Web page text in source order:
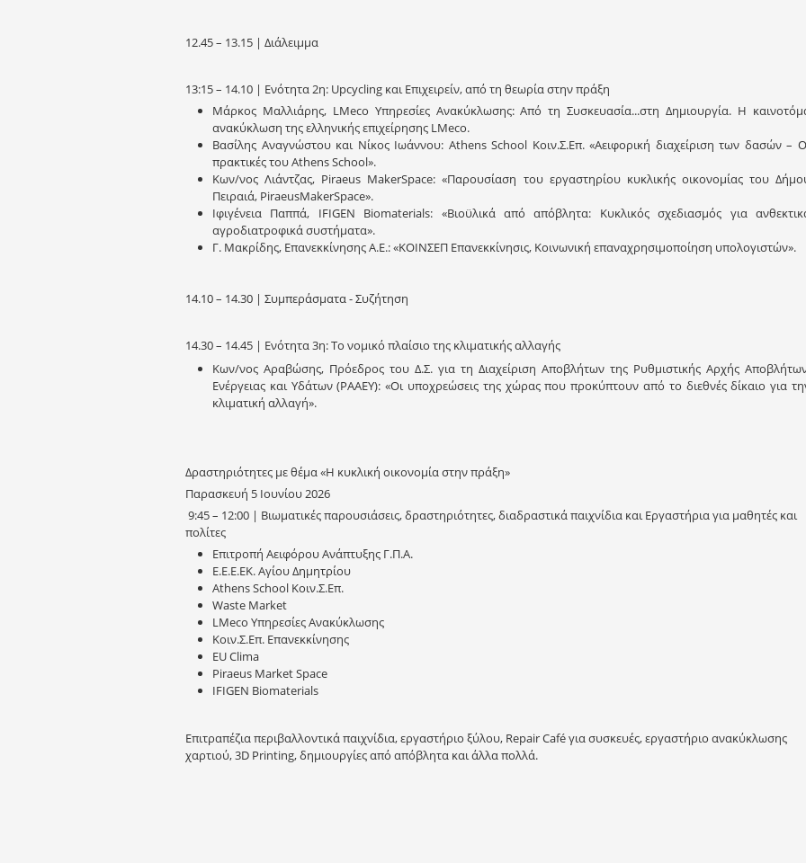
12.45 – 13.15 | Διάλειμμα
13:15 – 14.10 | Ενότητα 2η: Upcycling και Επιχειρείν, από τη θεωρία στην πράξη
Μάρκος Μαλλιάρης, LMeco Υπηρεσίες Ανακύκλωσης: Από τη Συσκευασία...στη Δημιουργία. Η
ανακύκλωση της ελληνικής επιχείρησης LMeco.
Βασίλης Αναγνώστου και Νίκος Ιωάννου: Athens School Κοιν.Σ.Επ. «Αειφορική διαχείριση των δασών –
πρακτικές του Athens School».
Κων/νος Λιάντζας, Piraeus MakerSpace: «Παρουσίαση του εργαστηρίου κυκλικής οικονομίας του
Πειραιά, PiraeusMakerSpace».
Ιφιγένεια Παππά, IFIGEN Biomaterials: «Βιοϋλικά από απόβλητα: Κυκλικός σχεδιασμός για
αγροδιατροφικά συστήματα».
Γ. Μακρίδης, Επανεκκίνησης Α.Ε.: «ΚΟΙΝΣΕΠ Επανεκκίνησις, Κοινωνική επαναχρησιμοποίηση υπολογιστών».
14.10 – 14.30 | Συμπεράσματα - Συζήτηση
14.30 – 14.45 | Ενότητα 3η: Το νομικό πλαίσιο της κλιματικής αλλαγής
Κων/νος Αραβώσης, Πρόεδρος του Δ.Σ. για τη Διαχείριση Αποβλήτων της Ρυθμιστικής Αρχής
Ενέργειας και Υδάτων (ΡΑΑΕΥ): «Οι υποχρεώσεις της χώρας που προκύπτουν από το διεθνές δίκαιο για
κλιματική αλλαγή».
Δραστηριότητες με θέμα «Η κυκλική οικονομία στην πράξη»
Παρασκευή 5 Ιουνίου 2026
9:45 – 12:00 | Βιωματικές παρουσιάσεις, δραστηριότητες, διαδραστικά παιχνίδια και Εργαστήρια για μαθητές και
πολίτες
Επιτροπή Αειφόρου Ανάπτυξης Γ.Π.Α.
Ε.Ε.Ε.ΕΚ. Αγίου Δημητρίου
Athens School Κοιν.Σ.Επ.
Waste Market
LMeco Υπηρεσίες Ανακύκλωσης
Κοιν.Σ.Επ. Επανεκκίνησης
EU Clima
Piraeus Market Space
IFIGEN Biomaterials
Επιτραπέζια περιβαλλοντικά παιχνίδια, εργαστήριο ξύλου, Repair Café για συσκευές, εργαστήριο ανακύκλωσης
χαρτιού, 3D Printing, δημιουργίες από απόβλητα και άλλα πολλά.